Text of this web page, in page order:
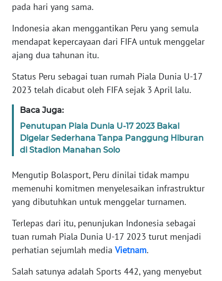
pada hari yang sama.
Indonesia akan menggantikan Peru yang semula
mendapat kepercayaan dari FIFA untuk menggelar
ajang dua tahunan itu.
Status Peru sebagai tuan rumah Piala Dunia U-17
2023 telah dicabut oleh FIFA sejak 3 April lalu.
Baca Juga:
Penutupan Piala Dunia U-17 2023 Bakal
Digelar Sederhana Tanpa Panggung Hiburan
di Stadion Manahan Solo
Mengutip Bolasport, Peru dinilai tidak mampu
memenuhi komitmen menyelesaikan infrastruktur
yang dibutuhkan untuk menggelar turnamen.
Terlepas dari itu, penunjukan Indonesia sebagai
tuan rumah Piala Dunia U-17 2023 turut menjadi
perhatian sejumlah media Vietnam.
Salah satunya adalah Sports 442, yang menyebut
PEDOMAN
SIBER
REDAKSI
KARIR
DISCLAIMER
Wahana
Regional
WN
SUMUT
JAKARTA
WN